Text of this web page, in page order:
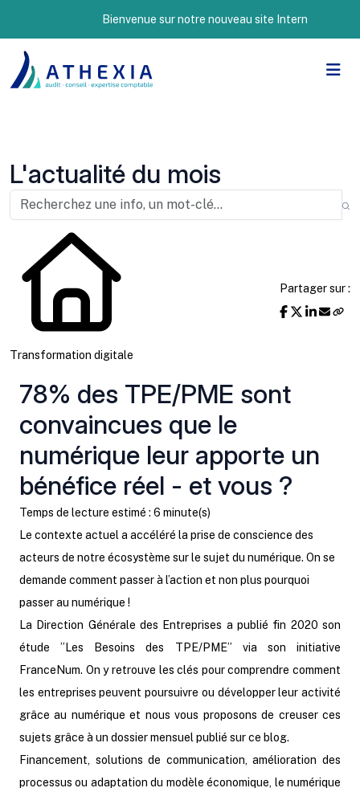
Bienvenue sur notre nouveau site Internet !
L'actualité du mois
Transformation digitale
Partager sur :
78% des TPE/PME sont
convaincues que le
numérique leur apporte un
bénéfice réel - et vous ?
Temps de lecture estimé : 6 minute(s)
Le contexte actuel a accéléré la prise de conscience des
acteurs de notre écosystème sur le sujet du numérique. On se
demande comment passer à l’action et non plus pourquoi
passer au numérique !
La Direction Générale des Entreprises a publié fin 2020 son
étude ”Les Besoins des TPE/PME” via son initiative
FranceNum. On y retrouve les clés pour comprendre comment
les entreprises peuvent poursuivre ou développer leur activité
grâce au numérique et nous vous proposons de creuser ces
sujets grâce à un dossier mensuel publié sur ce blog.
Financement, solutions de communication, amélioration des
processus ou adaptation du modèle économique, le numérique